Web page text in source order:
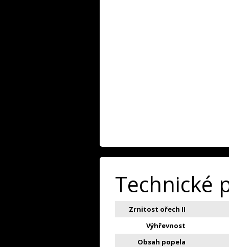
Technické
Zrnitost ořech II
Výhřevnost
Obsah popela